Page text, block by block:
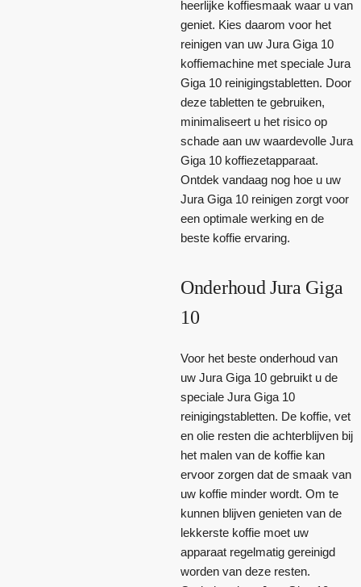
heerlijke koffiesmaak waar u van
geniet. Kies daarom voor het
reinigen van uw Jura Giga 10
koffiemachine met speciale Jura
Giga 10 reinigingstabletten. Door
deze tabletten te gebruiken,
minimaliseert u het risico op
schade aan uw waardevolle Jura
Giga 10 koffiezetapparaat.
Ontdek vandaag nog hoe u uw
Jura Giga 10 reinigen zorgt voor
een optimale werking en de
beste koffie ervaring.
Onderhoud Jura Giga
10
Voor het beste onderhoud van
uw Jura Giga 10 gebruikt u de
speciale Jura Giga 10
reinigingstabletten. De koffie, vet
en olie resten die achterblijven bij
het malen van de koffie kan
ervoor zorgen dat de smaak van
uw koffie minder wordt. Om te
kunnen blijven genieten van de
lekkerste koffie moet uw
apparaat regelmatig gereinigd
worden van deze resten.